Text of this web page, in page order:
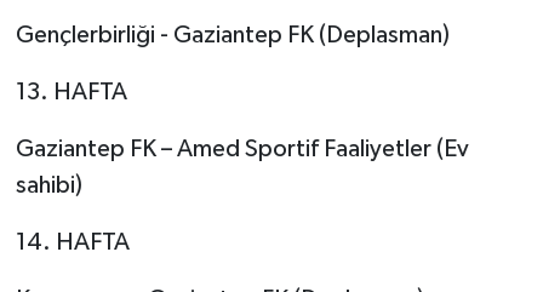
Gençlerbirliği - Gaziantep FK (Deplasman)
13. HAFTA
Gaziantep FK – Amed Sportif Faaliyetler (Ev
sahibi)
14. HAFTA